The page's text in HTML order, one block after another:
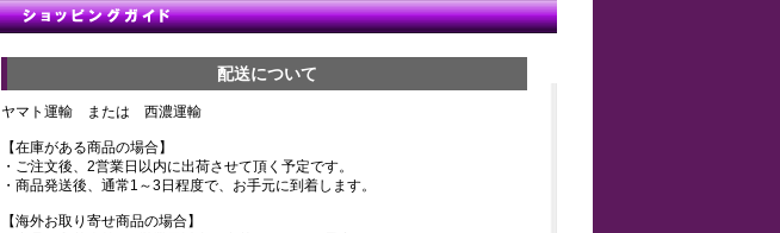
配送について
ヤマト運輸 または 西濃運輸
【在庫がある商品の場合】
・ご注文後、2営業日以内に出荷させて頂く予定です。
・商品発送後、通常1～3日程度で、お手元に到着します。
【海外お取り寄せ商品の場合】